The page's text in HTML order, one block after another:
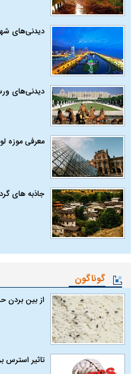
دیدنی‌های
دیدنی‌های
معرفی موزه
جاذبه های
گوناگون
از بین بردن
تاثیر استرس